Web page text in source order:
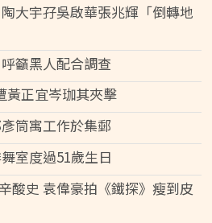
大宇孖吳啟華張兆輝「倒轉地
籲黑人配合調查
黃正宜岑珈其夾擊
筒寓工作於集郵
室度過51歲生日
酸史 袁偉豪拍《鐵探》瘦到皮